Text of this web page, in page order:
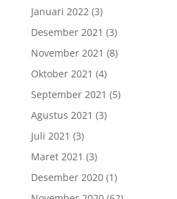
Januari 2022(3)
Desember 2021 (3)
November 2021 (8)
Oktober 2021 (4)
September 2021 (5)
Agustus 2021 (3)
Juli 2021 (3)
Maret 2021 (3)
Desember 2020(1)